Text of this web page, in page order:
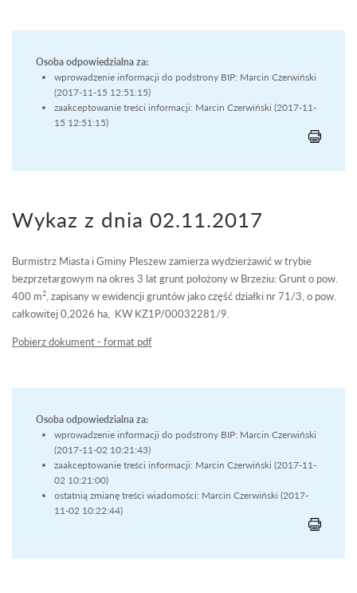
Osoba odpowiedzialna za:
wprowadzenie informacji do podstrony BIP: Marcin Czerwiński
(2017-11-15 12:51:15)
zaakceptowanie treści informacji: Marcin Czerwiński (2017-11-
15 12:51:15)
Wykaz z dnia 02.11.2017
Burmistrz Miasta i Gminy Pleszew zamierza wydzierżawić w trybie
bezprzetargowym na okres 3 lat grunt położony w Brzeziu: Grunt o pow.
400 m2 , zapisany w ewidencji gruntów jako część działki nr 71/3, o pow.
całkowitej 0,2026 ha, KW KZ1P/00032281/9.
Pobierz dokument - format pdf
Osoba odpowiedzialna za:
wprowadzenie informacji do podstrony BIP: Marcin Czerwiński
(2017-11-02 10:21:43)
zaakceptowanie treści informacji: Marcin Czerwiński (2017-11-
02 10:21:00)
ostatnią zmianę treści wiadomości: Marcin Czerwiński (2017-
11-02 10:22:44)